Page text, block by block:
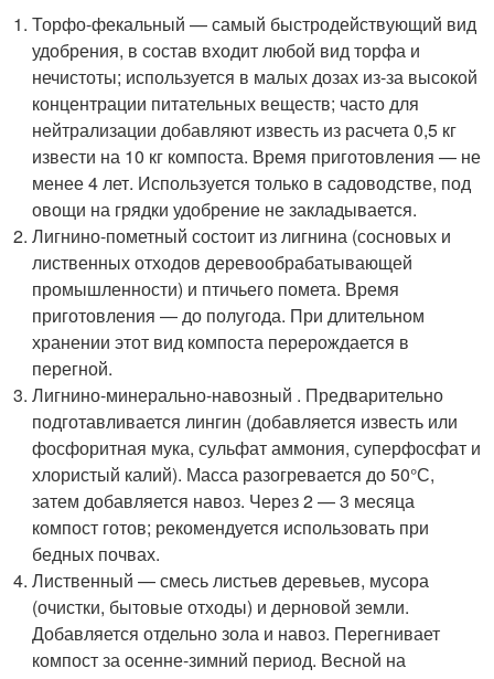
Торфо-фекальный — самый быстродействующий вид
удобрения, в состав входит любой вид торфа и
нечистоты; используется в малых дозах из-за высокой
концентрации питательных веществ; часто для
нейтрализации добавляют известь из расчета 0,5 кг
извести на 10 кг компоста. Время приготовления — не
менее 4 лет. Используется только в садоводстве, под
овощи на грядки удобрение не закладывается.
Лигнино-пометный состоит из лигнина (сосновых и
лиственных отходов деревообрабатывающей
промышленности) и птичьего помета. Время
приготовления — до полугода. При длительном
хранении этот вид компоста перерождается в
перегной.
Лигнино-минерально-навозный . Предварительно
подготавливается лингин (добавляется известь или
фосфоритная мука, сульфат аммония, суперфосфат и
хлористый калий). Масса разогревается до 50°С,
затем добавляется навоз. Через 2 — 3 месяца
компост готов; рекомендуется использовать при
бедных почвах.
Лиственный — смесь листьев деревьев, мусора
(очистки, бытовые отходы) и дерновой земли.
Добавляется отдельно зола и навоз. Перегнивает
компост за осенне-зимний период. Весной на